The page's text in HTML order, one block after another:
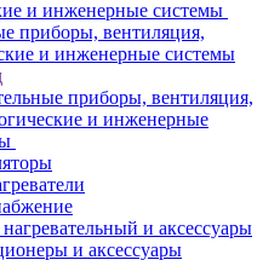
и инженерные системы
приборы, вентиляция,
и инженерные системы
приборы, вентиляция,
и инженерные
и аксессуары
и аксессуары